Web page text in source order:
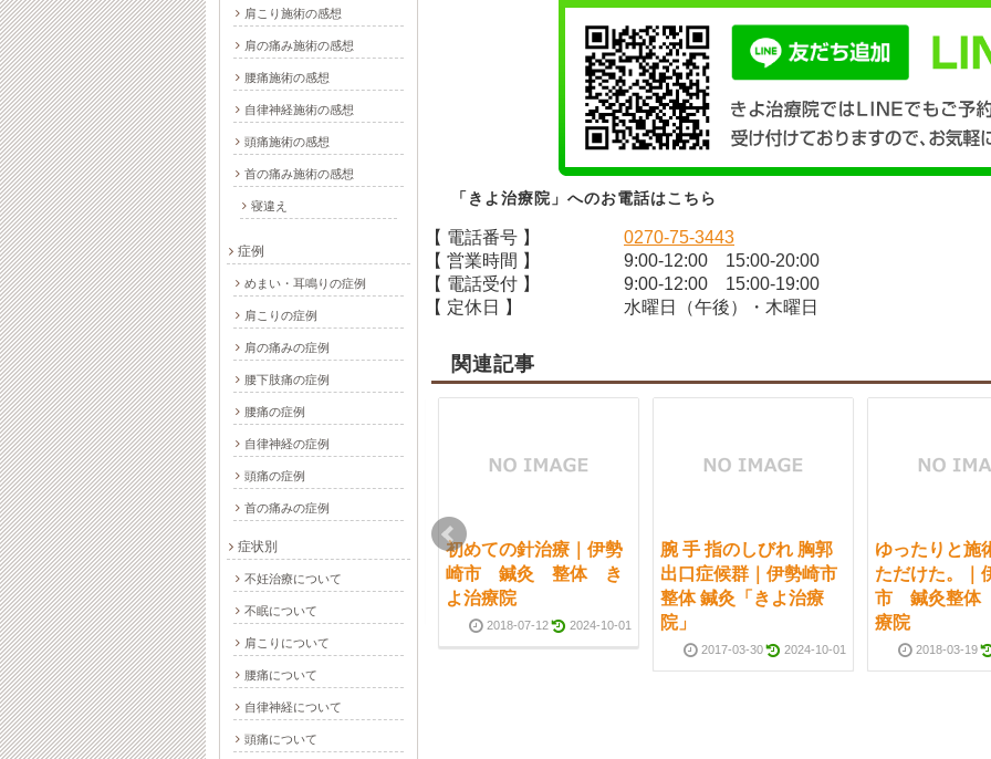
「きよ治療院」へのお電話はこちら
【 電話番号 】
0270-75-3443
【 営業時間 】
9:00-12:00 15:00-20:00
【 電話受付 】
9:00-12:00 15:00-19:00
【 定休日 】
水曜日（午後）・木曜日
関連記事
膝腰の痛みに加え酷い
肩凝りに悩まされ
2015-10-03 2024-10-01
伊勢崎市 肩こりを鍼灸
で改善した事例
初めての針治療｜伊勢
崎市 鍼灸 整体 き
よ治療院
2018-07-12 2024-10-01
腕 手 指のしびれ 胸郭
出口症候群｜伊勢崎市
整体 鍼灸「きよ治療
院」
2017-03-30 2024-10-01
ゆったりと施
ただけた。｜
市 鍼灸整体
療院
2018-03-19
肩こり施術の感想
肩の痛み施術の感想
腰痛施術の感想
自律神経施術の感想
頭痛施術の感想
首の痛み施術の感想
寝違え
症例
めまい・耳鳴りの症例
肩こりの症例
肩の痛みの症例
腰下肢痛の症例
腰痛の症例
自律神経の症例
頭痛の症例
首の痛みの症例
症状別
不妊治療について
不眠について
肩こりについて
腰痛について
自律神経について
頭痛について